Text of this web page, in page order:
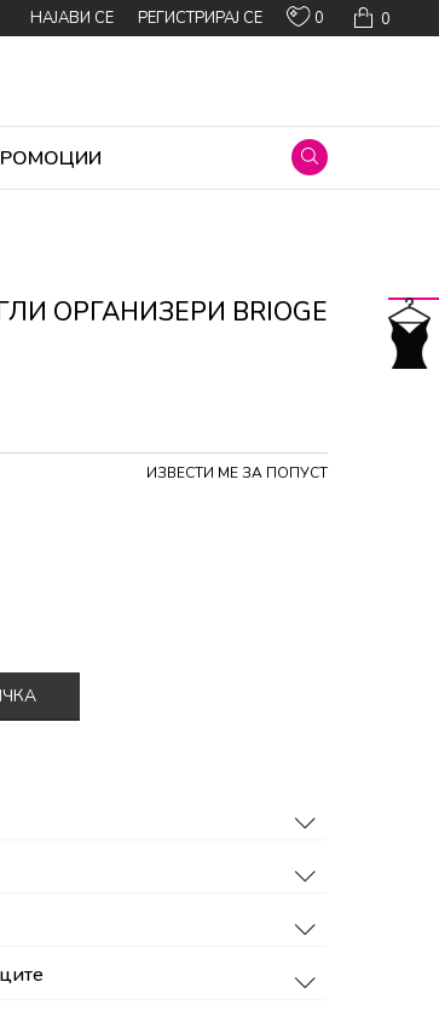
0
0
НАЈАВИ СЕ РЕГИСТРИРАЈ СЕ
ОРГАНИЗЕРИ BRIOGE
ИЗВЕСТИ МЕ ЗА ПОПУСТ